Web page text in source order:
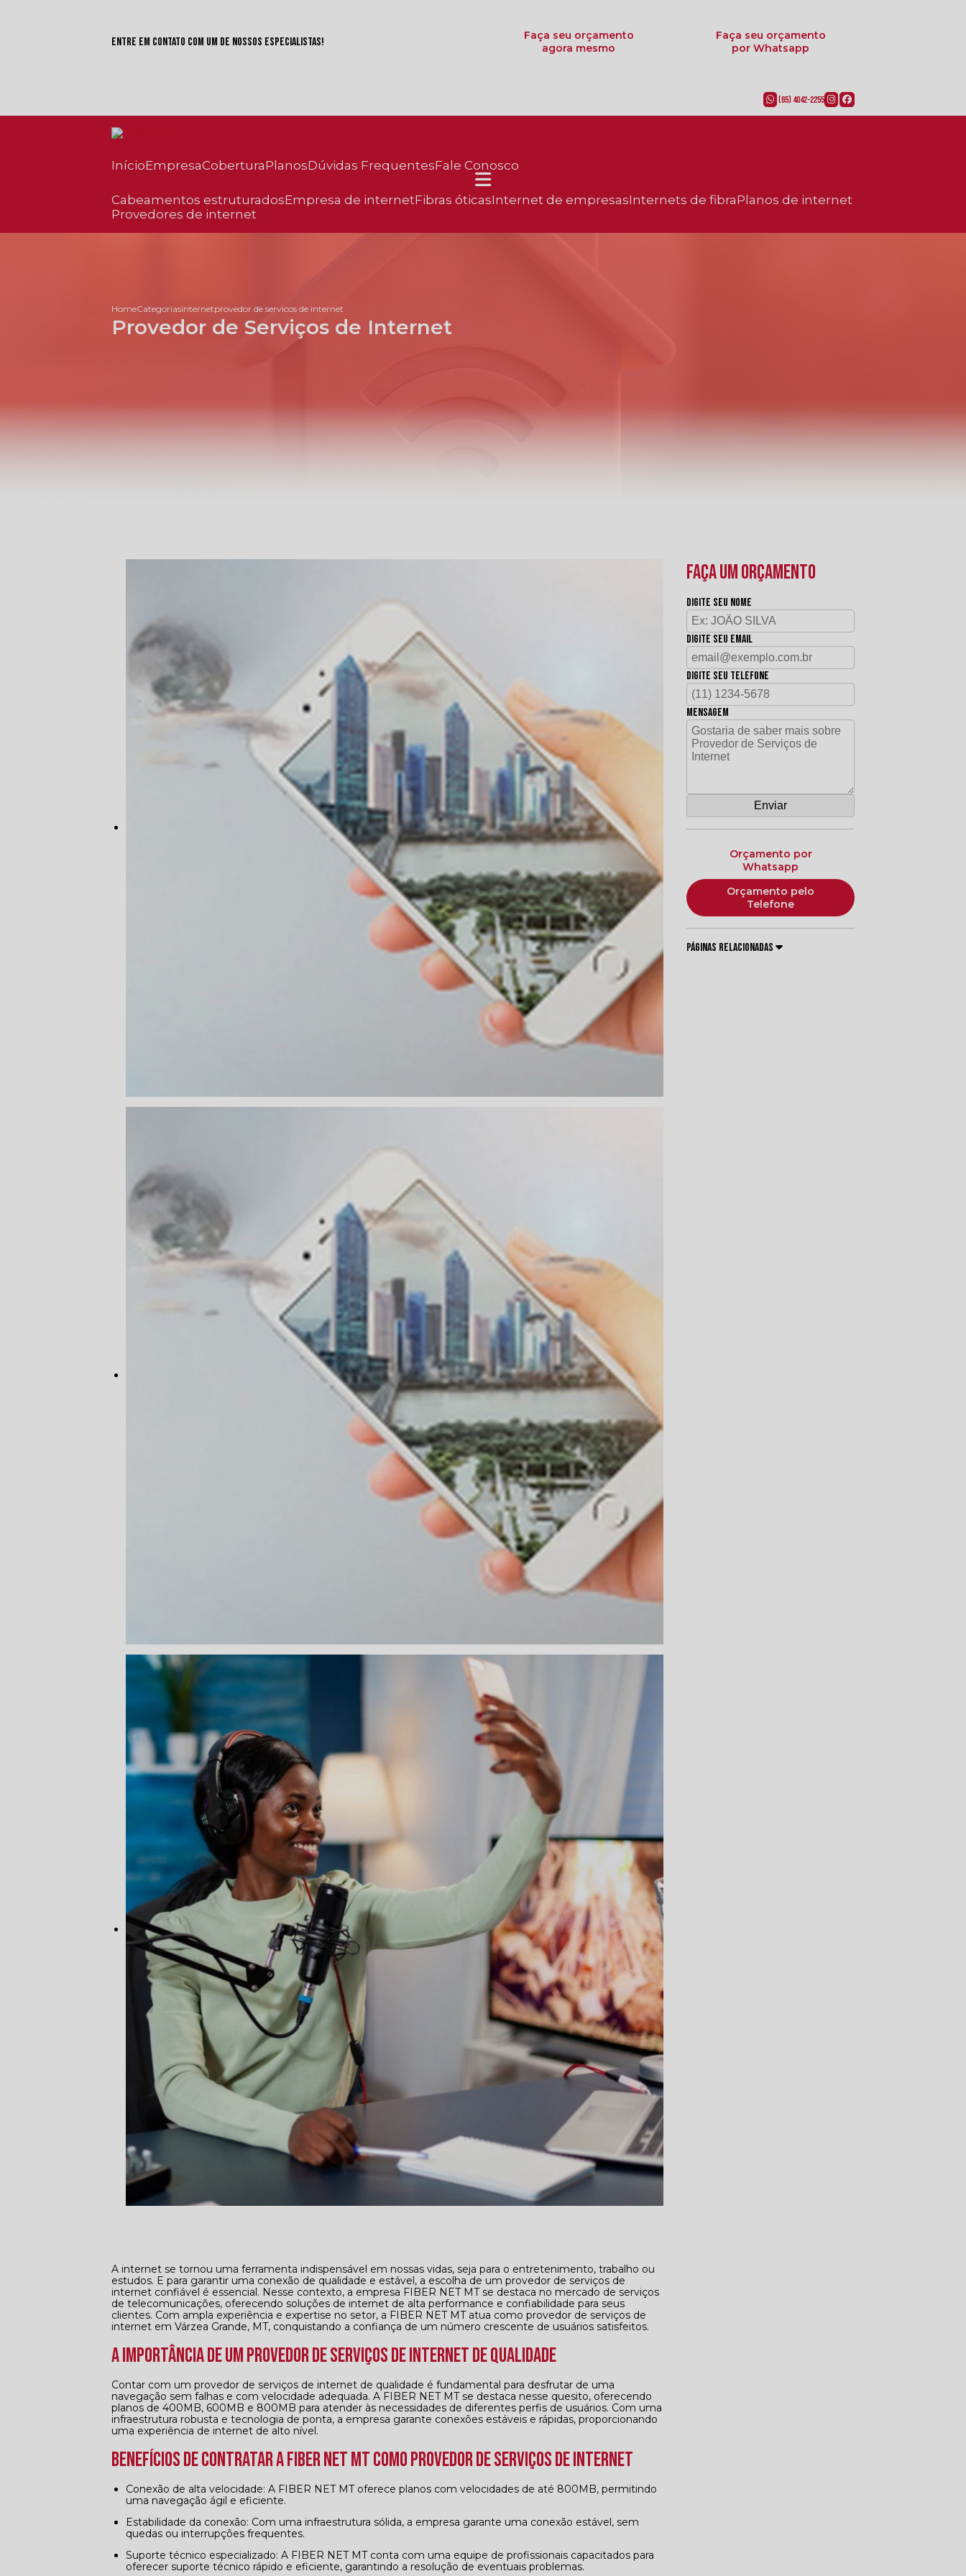
Entre em contato com um de nossos especialistas!
Faça seu orçamento
agora mesmo
Faça seu orçamento
por Whatsapp
(65) 4042-2255
Início Empresa Cobertura Planos Dúvidas Frequentes Fale Conosco
cabeamentos estruturados empresa de internet fibras óticas internet de empresas internets de fibra
planos de internet
provedores de internet
HomeCategoriasinternetprovedor de servicos de internet
Provedor de Serviços de Internet
A internet se tornou uma ferramenta indispensável em nossas vidas, seja para o entretenimento, trabalho ou
estudos. E para garantir uma conexão de qualidade e estável, a escolha de um provedor de serviços de
internet confiável é essencial. Nesse contexto, a empresa FIBER NET MT se destaca no mercado de serviços
de telecomunicações, oferecendo soluções de internet de alta performance e confiabilidade para seus
clientes. Com ampla experiência e expertise no setor, a FIBER NET MT atua como provedor de serviços de
internet em Várzea Grande, MT, conquistando a confiança de um número crescente de usuários satisfeitos.
A Importância de um Provedor de Serviços de Internet de Qualidade
Contar com um provedor de serviços de internet de qualidade é fundamental para desfrutar de uma
navegação sem falhas e com velocidade adequada. A FIBER NET MT se destaca nesse quesito, oferecendo
planos de 400MB, 600MB e 800MB para atender às necessidades de diferentes perfis de usuários. Com uma
infraestrutura robusta e tecnologia de ponta, a empresa garante conexões estáveis e rápidas, proporcionando
uma experiência de internet de alto nível.
Benefícios de Contratar a FIBER NET MT como Provedor de Serviços de Internet
Conexão de alta velocidade: A FIBER NET MT oferece planos com velocidades de até 800MB, permitindo
uma navegação ágil e eficiente.
Estabilidade da conexão: Com uma infraestrutura sólida, a empresa garante uma conexão estável, sem
quedas ou interrupções frequentes.
Suporte técnico especializado: A FIBER NET MT conta com uma equipe de profissionais capacitados para
oferecer suporte técnico rápido e eficiente, garantindo a resolução de eventuais problemas.
FAÇA UM ORÇAMENTO
Digite seu nome
Digite seu email
Digite seu telefone
Mensagem
Orçamento por
Whatsapp
Orçamento pelo
Telefone
Páginas Relacionadas